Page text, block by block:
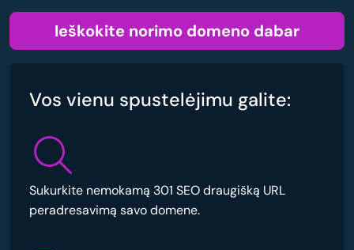
Ieškokite norimo domeno dabar
Vos vienu spustelėjimu galite:
Sukurkite nemokamą 301 SEO draugišką URL
peradresavimą savo domene.